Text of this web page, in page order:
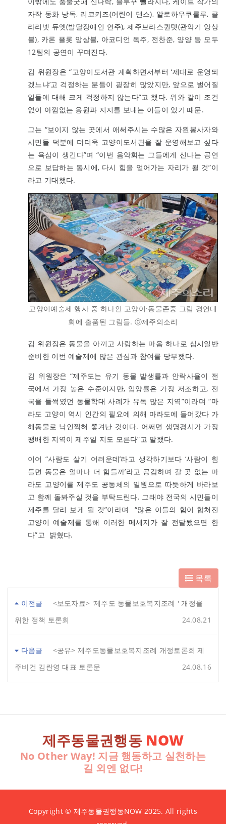
자작 동화 낭독, 리코키즈(어린이 댄스), 알로하우쿠룰루, 클
라리넷 듀엣(발달장애인 연주), 제주브라스퀀텟(관악기 앙상
블), 카론 플롯 앙상블, 아코디언 독주, 전찬준, 양양 등 모두
12팀의 공연이 꾸며진다.
김 위원장은 “고양이도서관 계획하면서부터 ‘제대로 운영되
겠느냐’고 걱정하는 분들이 굉장히 많았지만, 앞으로 벌어질
일들에 대해 크게 걱정하지 않는다”고 했다. 위와 같이 조건
없이 아낌없는 응원과 지지를 보내는 이들이 있기 때문.
그는 “보이지 않는 곳에서 애써주시는 수많은 자원봉사자와
시민들 덕분에 더더욱 고양이도서관을 잘 운영해보고 싶다
는 욕심이 생긴다”며 “이번 음악회는 그들에게 신나는 공연
으로 보답하는 동시에, 다시 힘을 얻어가는 자리가 될 것”이
라고 기대했다.
고양이예술제 행사 중 하나인 고양이·동물존중 그림 경연대
회에 출품된 그림들. ⓒ제주의소리
김 위원장은 동물을 아끼고 사랑하는 마음 하나로 십시일반
준비한 이번 예술제에 많은 관심과 참여를 당부했다.
김 위원장은 “제주도는 유기 동물 발생률과 안락사율이 전
국에서 가장 높은 수준이지만, 입양률은 가장 저조하고, 전
국을 들썩였던 동물학대 사례가 유독 많은 지역”이라며 “마
라도 고양이 역시 인간의 필요에 의해 마라도에 들어갔다 가
해동물로 낙인찍혀 쫓겨난 것이다. 어쩌면 생명경시가 가장
팽배한 지역이 제주일 지도 모른다”고 말했다.
이어 “사람도 살기 어려운데’라고 생각하기보다 ‘사람이 힘
들면 동물은 얼마나 더 힘들까’라고 공감하며 갈 곳 없는 마
라도 고양이를 제주도 공동체의 일원으로 따뜻하게 바라보
고 함께 돌봐주실 것을 부탁드린다. 그래야 전국의 시민들이
제주를 달리 보게 될 것”이라며 “많은 이들의 힘이 합쳐진
고양이 예술제를 통해 이러한 메세지가 잘 전달됐으면 한
다”고 밝혔다.
목록
이전글
<보도자료> '제주도 동물보호복지조례 ' 개정을
위한 정책 토론회
24.08.21
다음글
<공유> 제주도동물보호복지조례 개정토론회 제
주비건 김란영 대표 토론문
24.08.16
제주동물권행동 NOW
No Other Way! 지금 행동하고 실천하는
길 외엔 없다!
Copyright © 제주동물권행동NOW 2025. All rights